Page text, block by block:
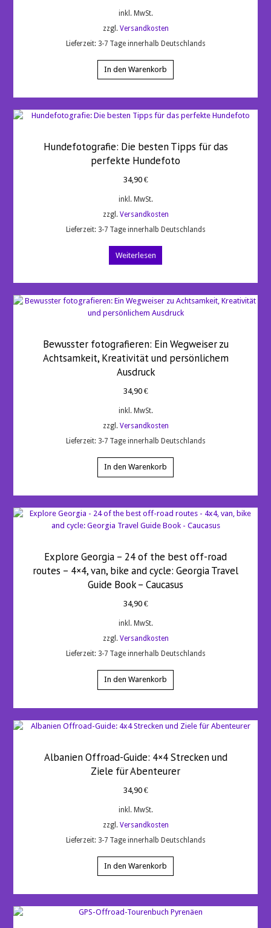
inkl. MwSt.
zzgl. Versandkosten
Lieferzeit: 3-7 Tage innerhalb Deutschlands
In den Warenkorb
Hundefotografie: Die besten Tipps für das
perfekte Hundefoto
34,90 €
inkl. MwSt.
zzgl. Versandkosten
Lieferzeit: 3-7 Tage innerhalb Deutschlands
Weiterlesen
Bewusster fotografieren: Ein Wegweiser zu
Achtsamkeit, Kreativität und persönlichem
Ausdruck
34,90 €
inkl. MwSt.
zzgl. Versandkosten
Lieferzeit: 3-7 Tage innerhalb Deutschlands
In den Warenkorb
Explore Georgia – 24 of the best off-road
routes – 4×4, van, bike and cycle: Georgia Travel
Guide Book – Caucasus
34,90 €
inkl. MwSt.
zzgl. Versandkosten
Lieferzeit: 3-7 Tage innerhalb Deutschlands
In den Warenkorb
Albanien Offroad-Guide: 4×4 Strecken und
Ziele für Abenteurer
34,90 €
inkl. MwSt.
zzgl. Versandkosten
Lieferzeit: 3-7 Tage innerhalb Deutschlands
In den Warenkorb